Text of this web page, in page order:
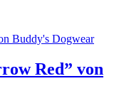
Red” von